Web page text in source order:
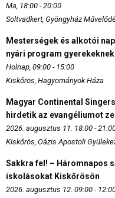
Ma, 18:00 - 20:00
Soltvadkert, Gyöngyház
Mesterségek és alkotói
nyári program gyerekeknek
Holnap, 09:00 - 15:00
Kiskőrös, Hagyományok Háza
Magyar Continental
hirdetik az evangéliumot
2026. augusztus 11. 18:00 -
Kiskőrös, Oázis Apostoli
Sakkra fel! – Háromnapos
iskolásokat Kiskőrösön
2026. augusztus 12. 09:00 -